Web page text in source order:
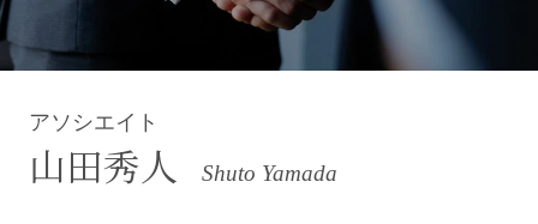
アソシエイト
山田秀人 Shuto Yamada